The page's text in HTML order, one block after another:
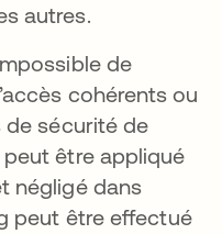
autres.
de
cohérents ou
de sécurité de
peut être appliqué
négligé dans
peut être effectué